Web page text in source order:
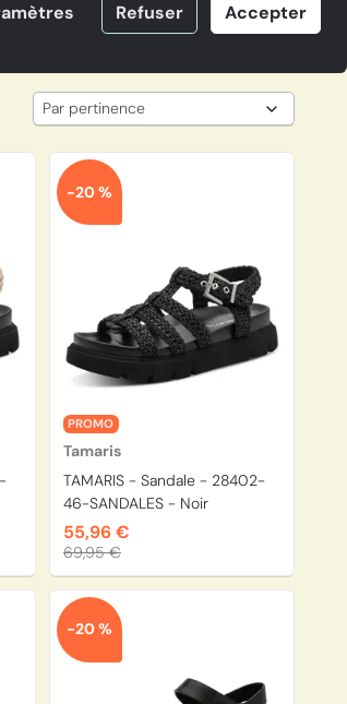
Refuser Accepter
PROMO
Tamaris
TAMARIS - Sandale - 28402-
46-SANDALES - Noir
55,96 €
69,95 €
-20 %
-20 %